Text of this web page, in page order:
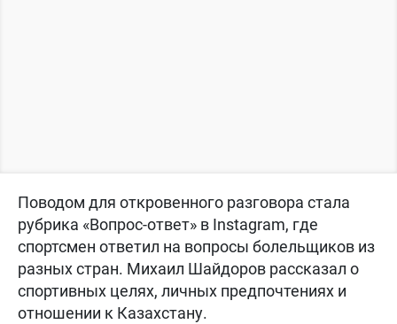
Поводом для откровенного разговора стала
рубрика «Вопрос-ответ» в Instagram, где
спортсмен ответил на вопросы болельщиков из
разных стран. Михаил Шайдоров рассказал о
спортивных целях, личных предпочтениях и
отношении к Казахстану.